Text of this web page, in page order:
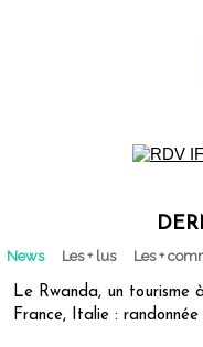
News Les + lus Les +
Le Rwanda, un tourisme
France, Italie :